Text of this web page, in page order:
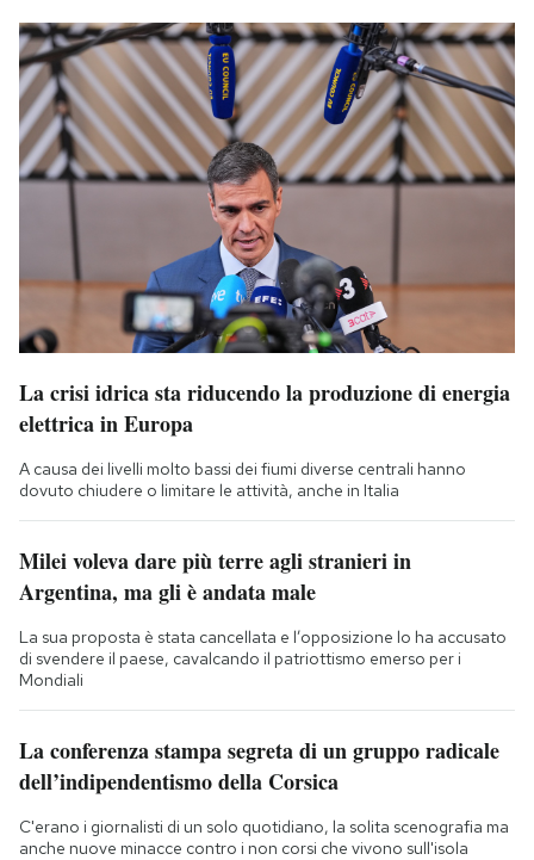
La crisi idrica sta riducendo la produzione di energia
elettrica in Europa
A causa dei livelli molto bassi dei fiumi diverse centrali hanno
dovuto chiudere o limitare le attività, anche in Italia
Milei voleva dare più terre agli stranieri in
Argentina, ma gli è andata male
La sua proposta è stata cancellata e l’opposizione lo ha accusato
di svendere il paese, cavalcando il patriottismo emerso per i
Mondiali
La conferenza stampa segreta di un gruppo radicale
dell’indipendentismo della Corsica
C'erano i giornalisti di un solo quotidiano, la solita scenografia ma
anche nuove minacce contro i non corsi che vivono sull'isola